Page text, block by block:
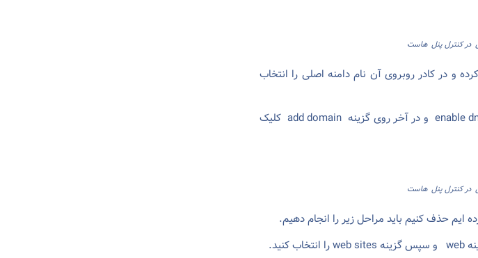
در کنترل پنل هاست
و در کادر روبروی آن نام دامنه اصلی را انتخاب
و سپس تیک گزینه های create web site وenable dns و در آخر روی گزینه add domain کلیک
در کنترل پنل هاست
ایم حذف کنیم باید مراحل زیر را انجام دهیم.